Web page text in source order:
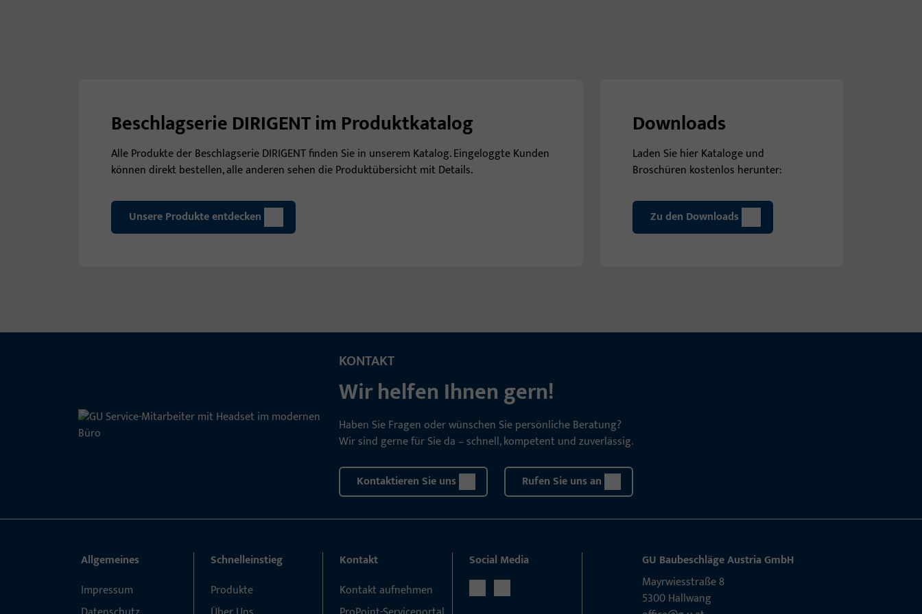
Beschlagserie DIRIGENT im Produktkatalog
Alle Produkte der Beschlagserie DIRIGENT finden Sie in unserem Katalog. Eingeloggte Kunden
können direkt bestellen, alle anderen sehen die Produktübersicht mit Details.
Unsere Produkte entdecken
Downloads
Laden Sie hier Kataloge und
Broschüren kostenlos herunter:
Zu den Downloads
KONTAKT
Wir helfen Ihnen gern!
Haben Sie Fragen oder wünschen Sie persönliche Beratung?
Wir sind gerne für Sie da – schnell, kompetent und zuverlässig.
Kontaktieren Sie uns Rufen Sie uns an
Allgemeines
Impressum
Schnelleinstieg
Produkte
Kontakt
Kontakt aufnehmen
Social Media
GU Baubeschläge Aus­tria GmbH
Mayrwies­straße 8
5300 Hall­wang